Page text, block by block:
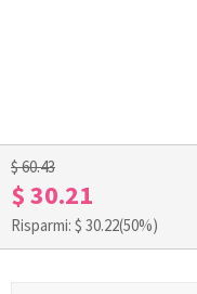
$ 60.43
$ 30.21
Risparmi: $ 30.22(50%)